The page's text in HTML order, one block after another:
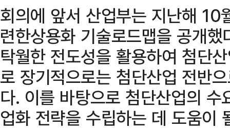
회의에 앞서 산업부는 지난해 10
련한상용화 기술로드맵을 공개
탁월한 전도성을 활용하여 첨단
로 장기적으로는 첨단산업 전반
다. 이를 바탕으로 첨단산업의
업화 전략을 수립하는 데 도움이